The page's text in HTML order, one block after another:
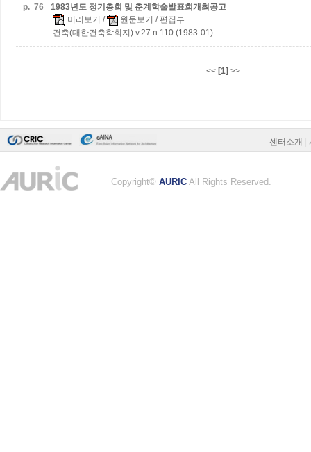
p. 76
1983년도 정기총회 및 춘계학술발표회개최공고
미리보기 / 원문보기 / 편집부
건축(대한건축학회지):v.27 n.110 (1983-01)
<< [1] >>
센터소개
Copyright© AURIC All Rights Reserved.